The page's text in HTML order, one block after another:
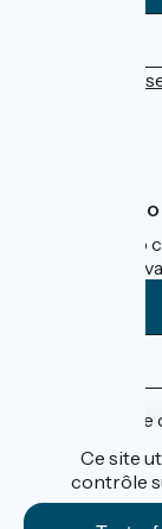
Espace
Accueil
Accueil Vélo
cyclistes en
Financé dans
Ce site
contrôle